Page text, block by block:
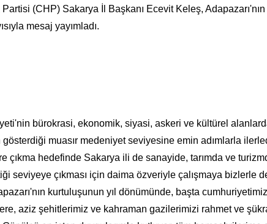
(CHP) Sakarya İl Başkanı Ecevit Keleş,
mesaj yayımladı.
bürokrasi, ekonomik, siyasi, askeri ve kültürel
gösterdiği muasır medeniyet seviyesine emin adımlarla
çıkma hedefinde Sakarya ili de sanayide, tarımda ve
seviyeye çıkması için daima özveriyle çalışmaya bizlerle
kurtuluşunun yıl dönümünde, başta
aziz şehitlerimiz ve kahraman gazilerimizi rahmet ve